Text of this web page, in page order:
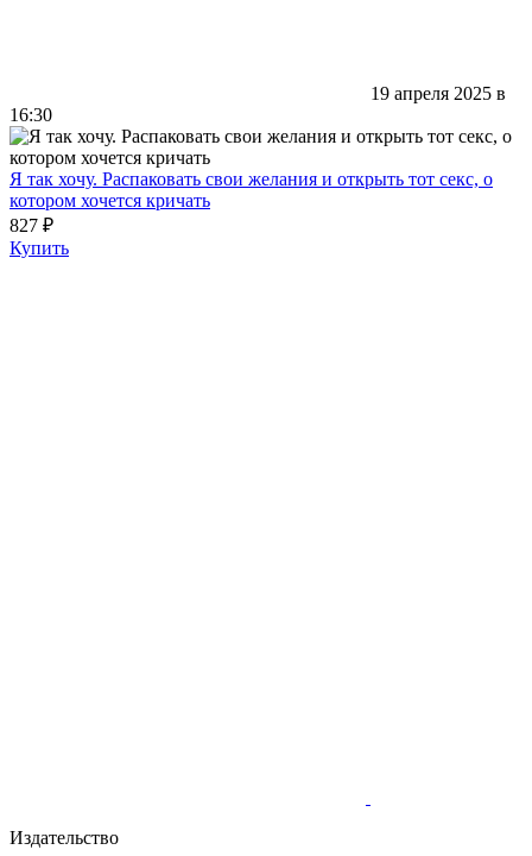
19 апреля 2025 в
16:30
Я так хочу. Распаковать свои желания и открыть тот секс, о
котором хочется кричать
827 ₽
Купить
Издательство